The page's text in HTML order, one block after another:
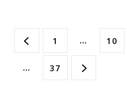
投
稿
固
定
1 … 固
10
… 固
37